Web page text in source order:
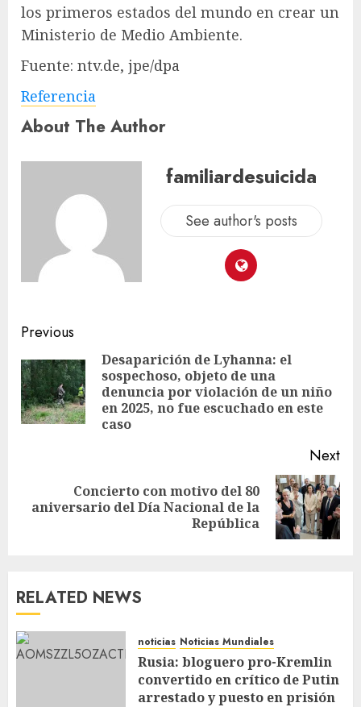
los primeros estados del mundo en crear un
Ministerio de Medio Ambiente.
Fuente: ntv.de, jpe/dpa
Referencia
About The Author
familiardesuicida
See author's posts
Previous
Desaparición de Lyhanna: el
sospechoso, objeto de una
denuncia por violación de un niño
en 2025, no fue escuchado en este
caso
Next
Concierto con motivo del 80
aniversario del Día Nacional de la
República
RELATED NEWS
noticias Noticias Mundiales
Rusia: bloguero pro-Kremlin
convertido en crítico de Putin
arrestado y puesto en prisión